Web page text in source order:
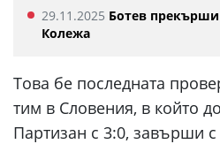
29.11.2025 Ботев
Колежа
Това бе последната
тим в Словения, в който
Партизан с 3:0, завърши